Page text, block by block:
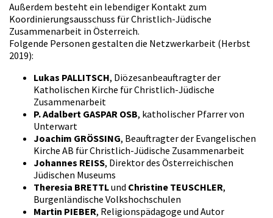
Außerdem besteht ein lebendiger Kontakt zum
Koordinierungsausschuss für Christlich-Jüdische
Zusammenarbeit in Österreich.
Folgende Personen gestalten die Netzwerkarbeit (Herbst
2019):
Lukas PALLITSCH, Diözesanbeauftragter der
Katholischen Kirche für Christlich-Jüdische
Zusammenarbeit
P. Adalbert GASPAR OSB, katholischer Pfarrer von
Unterwart
Joachim GRÖSSING, Beauftragter der Evangelischen
Kirche AB für Christlich-Jüdische Zusammenarbeit
Johannes REISS, Direktor des Österreichischen
Jüdischen Museums
Theresia BRETTLund Christine TEUSCHLER,
Burgenländische Volkshochschulen
Martin PIEBER, Religionspädagoge und Autor